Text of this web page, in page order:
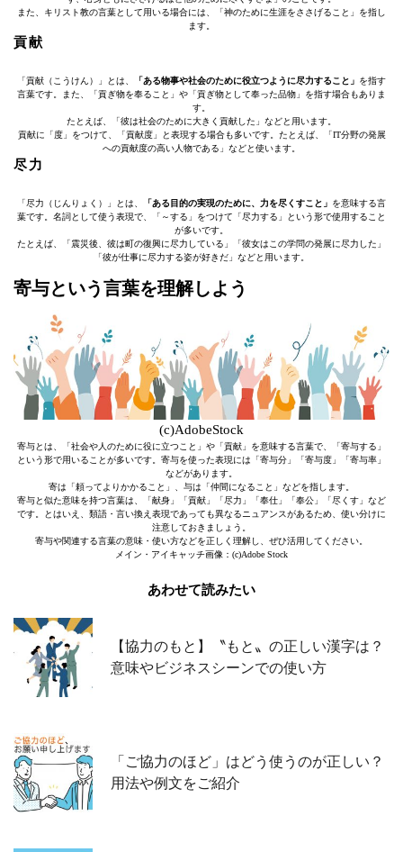
また、キリスト教の言葉として用いる場合には、「神のために生涯をささげること」を指し
ます。
貢献
「貢献（こうけん）」とは、 「ある物事や社会のために役立つように尽力すること」 を指す
言葉です。また、「貢ぎ物を奉ること」や「貢ぎ物として奉った品物」を指す場合もありま
す。
たとえば、「彼は社会のために大きく貢献した」などと用います。
貢献に「度」をつけて、「貢献度」と表現する場合も多いです。たとえば、「IT分野の発展
への貢献度の高い人物である」などと使います。
尽力
「尽力（じんりょく）」とは、 「ある目的の実現のために、力を尽くすこと」 を意味する言
葉です。名詞として使う表現で、「～する」をつけて「尽力する」という形で使用すること
が多いです。
たとえば、「震災後、彼は町の復興に尽力している」「彼女はこの学問の発展に尽力した」
「彼が仕事に尽力する姿が好きだ」などと用います。
寄与という言葉を理解しよう
(c)AdobeStock
寄与とは、「社会や人のために役に立つこと」や「貢献」を意味する言葉で、「寄与する」
という形で用いることが多いです。寄与を使った表現には「寄与分」「寄与度」「寄与率」
などがあります。
寄は「頼ってよりかかること」、与は「仲間になること」などを指します。
寄与と似た意味を持つ言葉は、「献身」「貢献」「尽力」「奉仕」「奉公」「尽くす」など
です。とはいえ、類語・言い換え表現であっても異なるニュアンスがあるため、使い分けに
注意しておきましょう。
寄与や関連する言葉の意味・使い方などを正しく理解し、ぜひ活用してください。
メイン・アイキャッチ画像：(c)Adobe Stock
あわせて読みたい
【協力のもと】〝もと〟の正しい漢字は？
意味やビジネスシーンでの使い方
「ご協力のほど」はどう使うのが正しい？
用法や例文をご紹介